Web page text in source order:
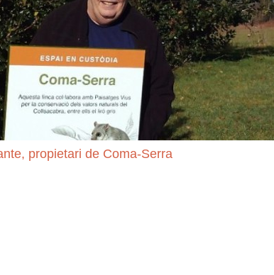
propietari de Coma-Serra